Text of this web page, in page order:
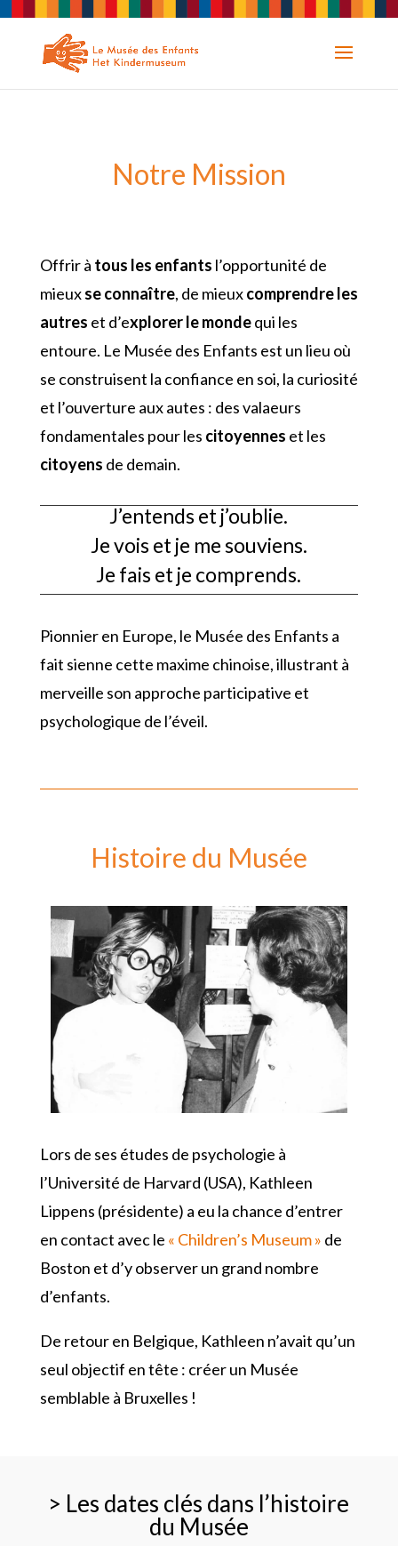
Notre Mission
Offrir à tous les enfants l’opportunité de
mieuxse connaître, de mieuxcomprendre les
autres et d’explorer le mondequi les
entoure. Le Musée des Enfants est un lieu où
se construisent la confiance en soi, la curiosité
et l’ouverture aux autes : des valaeurs
fondamentales pour les citoyennes et les
citoyens de demain.
J’entends et j’oublie.
Je vois et je me souviens.
Je fais et je comprends.
Pionnier en Europe, le Musée des Enfants a
fait sienne cette maxime chinoise, illustrant à
merveille son approche participative et
psychologique de l’éveil.
Histoire du Musée
Lors de ses études de psychologie à
l’Université de Harvard (USA), Kathleen
Lippens (présidente) a eu la chance d’entrer
en contact avec le « Children’s Museum » de
Boston et d’y observer un grand nombre
d’enfants.
De retour en Belgique, Kathleen n’avait qu’un
seul objectif en tête : créer un Musée
semblable à Bruxelles !
> Les dates clés dans l’histoire
du Musée